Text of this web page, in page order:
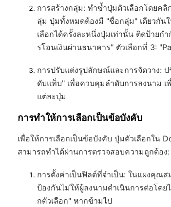
การสร้างกลุ่ม: ทำซ้ำปุ่มตัวเลือกโดยคลิ
ลุ่ม ปุ่มทั้งหมดต้องมี "ชื่อกลุ่ม" เดียวกัน
เลือกได้ครั้งละหนึ่งปุ่มเท่านั้น ติดป้ายก
รโอนเงินผ่านธนาคาร" ตัวเลือกที่ 3:
การปรับแต่งรูปลักษณ์และการจัดวาง:
ดับแท็บ" เพื่อควบคุมลำดับการลงนาม
แต่ละปุ่ม
การทำให้การเลือกเป็นข้อบังคับ
เพื่อให้การเลือกเป็นข้อบังคับ ปุ่มตัวเลือกใน
สามารถทำได้ผ่านการตรวจสอบความถูกต้อง:
การตั้งค่าเป็นฟิลด์ที่จำเป็น: ในแผงคุณส
ป้องกันไม่ให้ผู้ลงนามดำเนินการต่อโดย
กตัวเลือก" หากข้ามไป